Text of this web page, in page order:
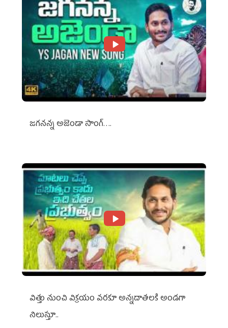
జగనన్న అజెండా సాంగ్….
విత్తు నుంచి విక్రయం వరకూ అన్నదాతలకి అండగా
నిలుస్తూ..